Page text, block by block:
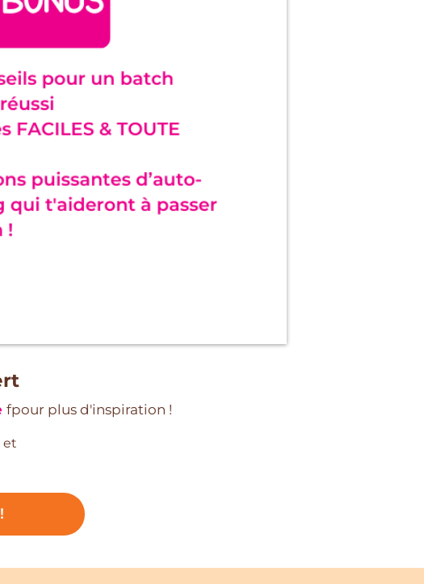
fpour plus d'inspiration !
et